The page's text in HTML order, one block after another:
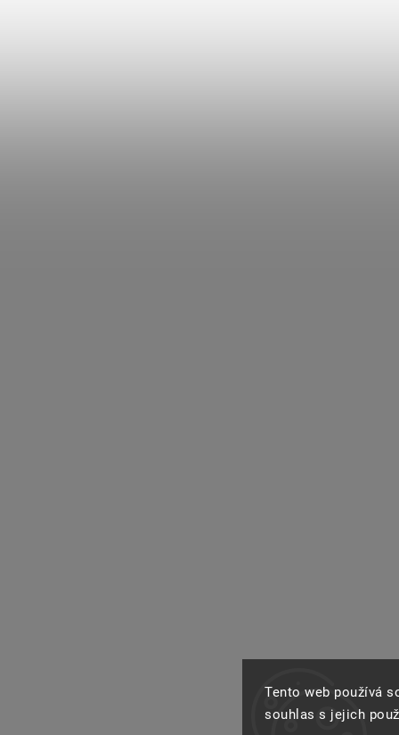
Tento web používá
souhlas s jejich